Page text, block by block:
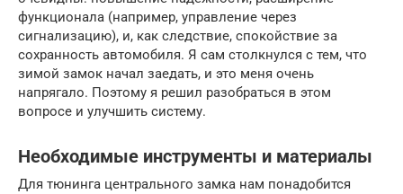
функционала (например, управление через
сигнализацию), и, как следствие, спокойствие за
сохранность автомобиля. Я сам столкнулся с тем, что
зимой замок начал заедать, и это меня очень
напрягало. Поэтому я решил разобраться в этом
вопросе и улучшить систему.
Необходимые инструменты и материалы
Для тюнинга центрального замка нам понадобится